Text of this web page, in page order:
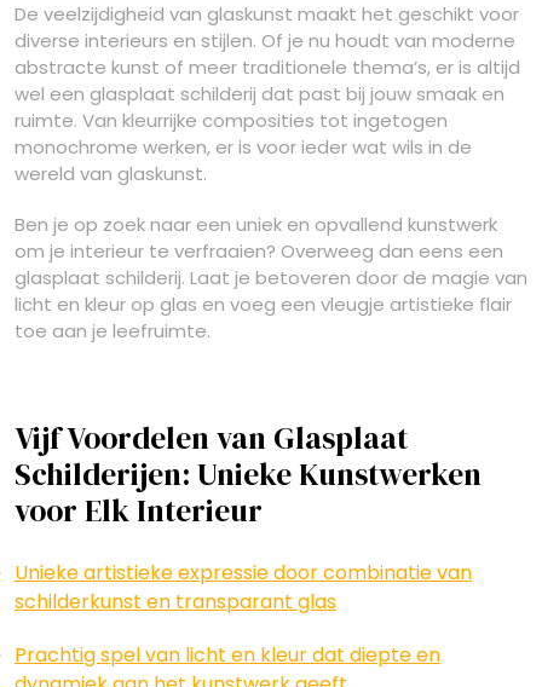
De veelzijdigheid van glaskunst maakt het geschikt voor
diverse interieurs en stijlen. Of je nu houdt van moderne
abstracte kunst of meer traditionele thema’s, er is altijd
wel een glasplaat schilderij dat past bij jouw smaak en
ruimte. Van kleurrijke composities tot ingetogen
monochrome werken, er is voor ieder wat wils in de
wereld van glaskunst.
Ben je op zoek naar een uniek en opvallend kunstwerk
om je interieur te verfraaien? Overweeg dan eens een
glasplaat schilderij. Laat je betoveren door de magie van
licht en kleur op glas en voeg een vleugje artistieke flair
toe aan je leefruimte.
Vijf Voordelen van Glasplaat
Schilderijen: Unieke Kunstwerken
voor Elk Interieur
Unieke artistieke expressie door combinatie van
schilderkunst en transparant glas
Prachtig spel van licht en kleur dat diepte en